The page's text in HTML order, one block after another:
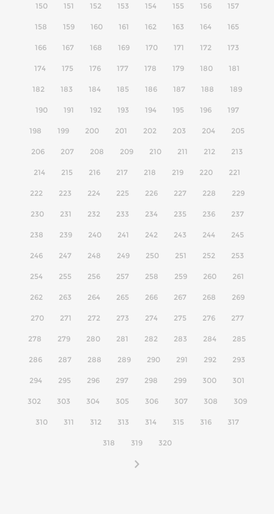
150 151 152 153 154 155 156 157
158 159 160 161 162 163 164 165
166 167 168 169 170 171 172 173
174 175 176 177 178 179 180 181
182 183 184 185 186 187 188 189
190 191 192 193 194 195 196 197
198 199 200 201 202 203 204 205
206 207 208 209 210 211 212 213
214 215 216 217 218 219 220 221
222 223 224 225 226 227 228 229
230 231 232 233 234 235 236 237
238 239 240 241 242 243 244 245
246 247 248 249 250 251 252 253
254 255 256 257 258 259 260 261
262 263 264 265 266 267 268 269
270 271 272 273 274 275 276 277
278 279 280 281 282 283 284 285
286 287 288 289 290 291 292 293
294 295 296 297 298 299 300 301
302 303 304 305 306 307 308 309
310 311 312 313 314 315 316 317
318 319 320